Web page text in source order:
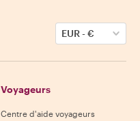
EUR-€
Voyageurs
Centre d'aide voyageurs